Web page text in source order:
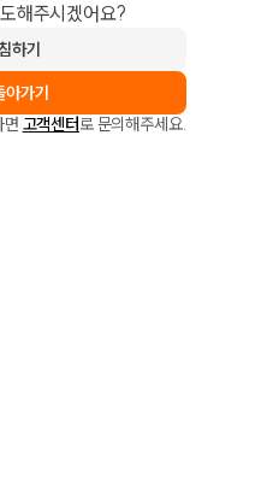
해주시겠어요?
하기
아가기
면 고객센터로 문의해주세요.